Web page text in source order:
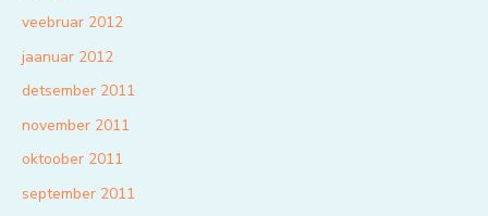
veebruar 2012
jaanuar 2012
detsember 2011
november 2011
oktoober 2011
september 2011